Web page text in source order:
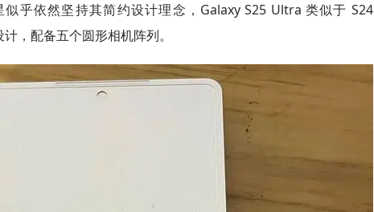
乎依然坚持其简约设计理念，Galaxy S25 Ultra 类似于 S24
，配备五个圆形相机阵列。